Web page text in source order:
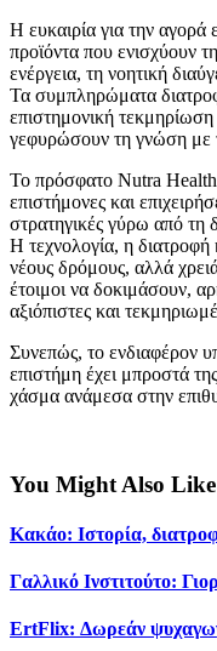
Η ευκαιρία για την αγορά
προϊόντα που ενισχύουν
ενέργεια, τη νοητική
Τα συμπληρώματα
επιστημονική
γεφυρώσουν τη γνώση με
Το πρόσφατο Nutra
επιστήμονες και
στρατηγικές γύρω από τη
Η τεχνολογία, η διατροφή
νέους δρόμους, αλλά
έτοιμοι να δοκιμάσουν,
αξιόπιστες και
Συνεπώς, το ενδιαφέρον
επιστήμη έχει μπροστά
χάσμα ανάμεσα στην
You Might Also Like
Κακάο: Ιστορία,
Γαλλικό Ινστιτούτο:
ErtFlix: Δωρεάν